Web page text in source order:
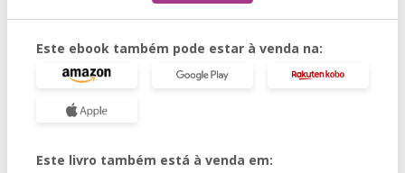
Este ebook também pode estar à venda na:
Este livro também está à venda em: